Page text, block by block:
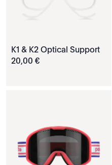
K1 & K2 Optical Support
20,00 €